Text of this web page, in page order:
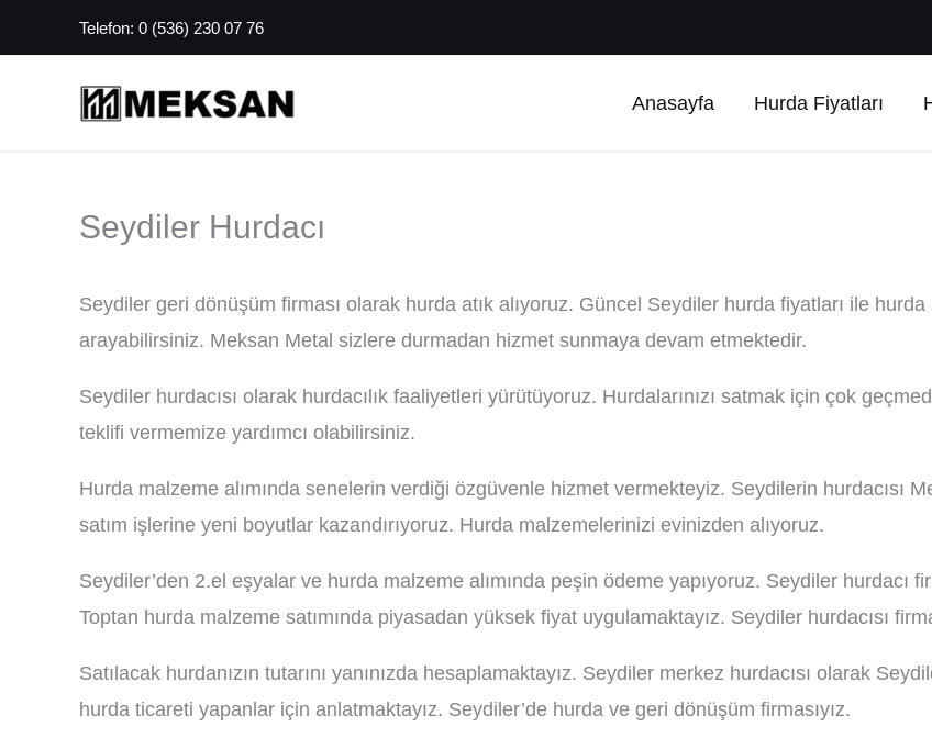
atla
Telefon: 0 (536) 230 07 76
Anasayfa Hurda Fiyatları
Seydiler Hurdacı
Seydiler geri dönüşüm firması olarak hurda atık alıyoruz. Güncel Seydiler hurda fiyatları ile hurda
arayabilirsiniz. Meksan Metal sizlere durmadan hizmet sunmaya devam etmektedir.
Seydiler hurdacısı olarak hurdacılık faaliyetleri yürütüyoruz. Hurdalarınızı satmak için çok
teklifi vermemize yardımcı olabilirsiniz.
Hurda malzeme alımında senelerin verdiği özgüvenle hizmet vermekteyiz. Seydilerin hurdacısı
satım işlerine yeni boyutlar kazandırıyoruz. Hurda malzemelerinizi evinizden alıyoruz.
Seydiler’den 2.el eşyalar ve hurda malzeme alımında peşin ödeme yapıyoruz. Seydiler hurdacı
Toptan hurda malzeme satımında piyasadan yüksek fiyat uygulamaktayız. Seydiler hurdacısı
Satılacak hurdanızın tutarını yanınızda hesaplamaktayız. Seydiler merkez hurdacısı olarak
hurda ticareti yapanlar için anlatmaktayız. Seydiler’de hurda ve geri dönüşüm firmasıyız.